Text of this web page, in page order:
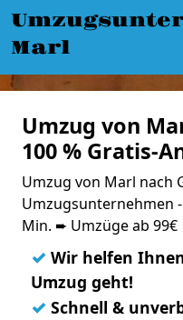
Marl
Umzug von
100 % Gratis-
Umzug von Marl nach
Umzugsunternehmen
Min. ➨ Umzüge ab 99€
✓ Wir helfen
Umzug geht!
✓ Schnell &